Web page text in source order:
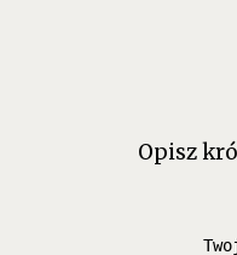
Opisz